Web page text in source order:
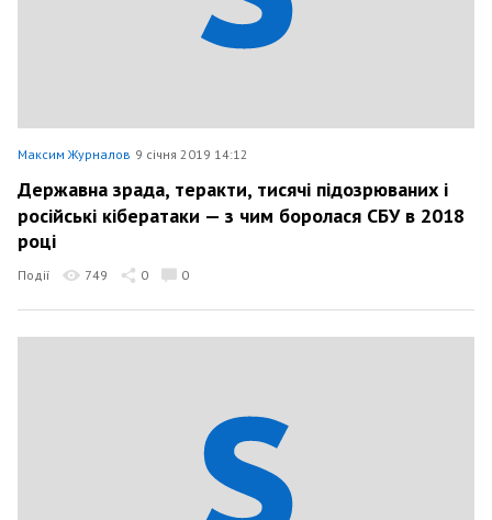
Максим Журналов 9 січня 2019 14:12
Державна зрада, теракти, тисячі підозрюваних і
російські кібератаки — з чим боролася СБУ в 2018
році
Події 749 0 0